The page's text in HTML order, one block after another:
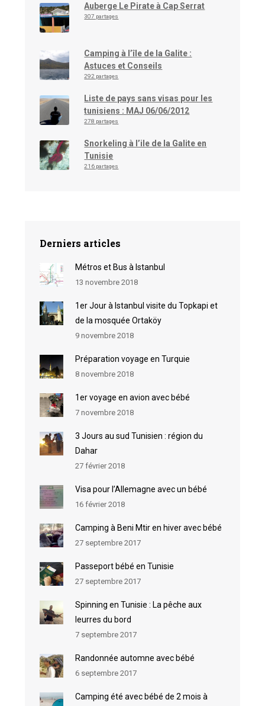
Auberge Le Pirate à Cap Serrat
307 partages
Camping à l’île de la Galite :
Astuces et Conseils
292 partages
Liste de pays sans visas pour les
tunisiens : MAJ 06/06/2012
278 partages
Snorkeling à l’ile de la Galite en
Tunisie
216 partages
Derniers articles
Métros et Bus à Istanbul
13 novembre 2018
1er Jour à Istanbul visite du Topkapi et
de la mosquée Ortaköy
9 novembre 2018
Préparation voyage en Turquie
8 novembre 2018
1er voyage en avion avec bébé
7 novembre 2018
3 Jours au sud Tunisien : région du
Dahar
27 février 2018
Visa pour l’Allemagne avec un bébé
16 février 2018
Camping à Beni Mtir en hiver avec bébé
27 septembre 2017
Passeport bébé en Tunisie
27 septembre 2017
Spinning en Tunisie : La pêche aux
leurres du bord
7 septembre 2017
Randonnée automne avec bébé
6 septembre 2017
Camping été avec bébé de 2 mois à